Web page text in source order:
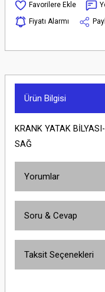
Fiyatı Alarmı
Ürün Bilgisi
KRANK YATAK
SAĞ
Yorumlar
Soru & Cevap
Taksit Seçenekleri